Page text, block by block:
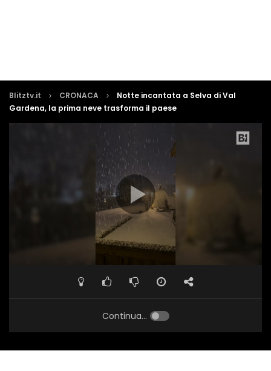
Blitztv.it CRONACA
Notte incantata a Selva di Val
Gardena, la prima neve trasforma il paese
Continua...